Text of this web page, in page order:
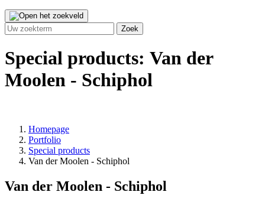
Special products: Van der
Moolen - Schiphol
Homepage
Portfolio
Special products
Van der Moolen - Schiphol
Van der Moolen - Schiphol